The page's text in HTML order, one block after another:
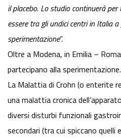
il placebo. Lo studio continuerà
essere tra gli undici centri in Italia
sperimentazione”.
Oltre a Modena, in Emilia –
partecipano alla sperimentazione.
La Malattia di Crohn (o enterite
una malattia cronica
diversi disturbi funzionali
secondari (tra cui spiccano quelli